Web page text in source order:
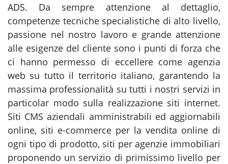
ADS. Da sempre attenzione al dettaglio,
competenze tecniche specialistiche di alto livello,
passione nel nostro lavoro e grande attenzione
alle esigenze del cliente sono i punti di forza che
ci hanno permesso di eccellere come agenzia
web su tutto il territorio italiano, garantendo la
massima professionalità su tutti i nostri servizi in
particolar modo sulla realizzazione siti internet.
Siti CMS aziendali amministrabili ed aggiornabili
online, siti e-commerce per la vendita online di
ogni tipo di prodotto, siti per agenzie immobiliari
proponendo un servizio di primissimo livello per